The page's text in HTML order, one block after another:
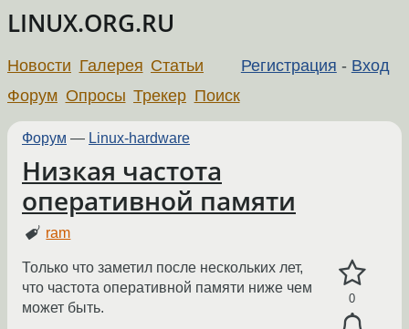
LINUX.ORG.RU
Регистрация - Вход
Новости Галерея Статьи
Форум Опросы Трекер Поиск
Форум — Linux-hardware
Низкая частота
оперативной памяти
ram
0
Только что заметил после нескольких лет,
что частота оперативной памяти ниже чем
может быть.